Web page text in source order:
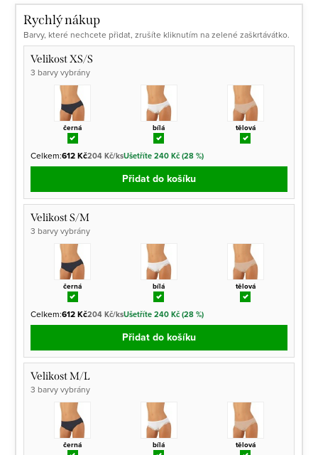
Rychlý nákup
Barvy, které nechcete přidat, zrušíte kliknutím na zelené zaškrtávátko.
Velikost XS/S
3 barvy vybrány
černá bílá tělová
Celkem:612 Kč204 Kč/ksUšetříte 240 Kč (28 %)
Přidat do košíku
Velikost S/M
3 barvy vybrány
černá bílá tělová
Celkem:612 Kč204 Kč/ksUšetříte 240 Kč (28 %)
Přidat do košíku
Velikost M/L
3 barvy vybrány
černá bílá tělová